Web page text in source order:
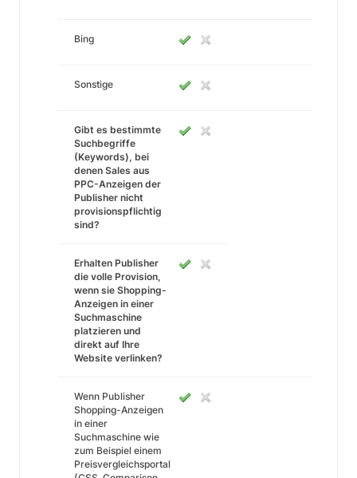
Bing
Sonstige
Gibt es bestimmte
Suchbegriffe
(Keywords), bei
denen Sales aus
PPC-Anzeigen der
Publisher nicht
provisionspflichtig
sind?
Erhalten Publisher
die volle Provision,
wenn sie Shopping-
Anzeigen in einer
Suchmaschine
platzieren und
direkt auf Ihre
Website verlinken?
Wenn Publisher
Shopping-Anzeigen
in einer
Suchmaschine wie
zum Beispiel einem
Preisvergleichsportal